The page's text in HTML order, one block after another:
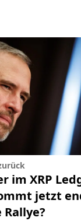
im XRP
jetzt